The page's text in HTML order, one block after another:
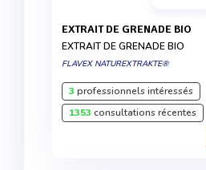
EXTRAIT DE GRENADE BIO
EXTRAIT DE GRENADE BIO
FLAVEX NATUREXTRAKTE®
3 professionnels intéressés
1353 consultations récentes